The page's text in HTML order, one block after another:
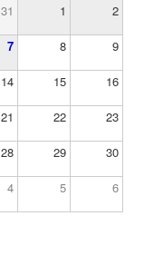
31 1 2
7 8 9
14 15 16
21 22 23
28 29 30
4 5 6